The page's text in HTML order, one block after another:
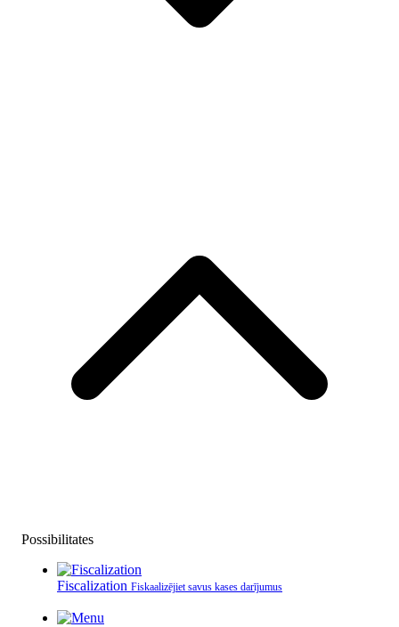
Possibilitates
Fiscalization Fiskaalizējiet savus kases darījumus